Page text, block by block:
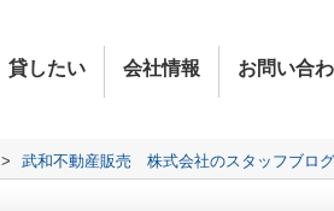
貸したい 会社情報 お問い合
> 武和不動産販売 株式会社のスタッフブロ